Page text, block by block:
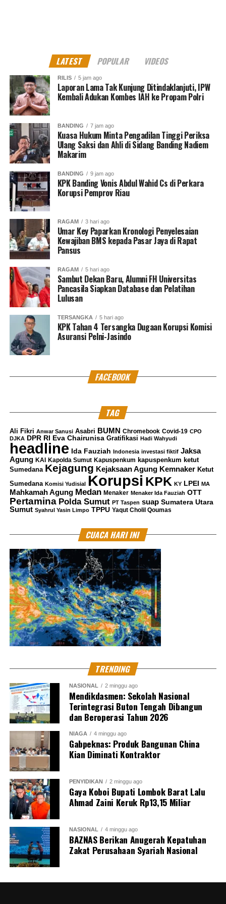
hubungan dengan aplikasi yang dimiliki terdakwa
sebelumnya, yakni Gojek.
Sementara itu, Google dipandang hanya berstatus
sebagai investor perusahaan dan tidak ditemukan
indikasi keterlibatan dalam dugaan tindak pidana
korupsi yang sedang disidangkan.
“Googletidak ditemukan memiliki niat jahat dalam
perkara ini. Fokus pembuktian kami ada pada perbuatan
dan pertanggungjawaban pidana terdakwa,” ujarnya.
Bantah Tudingan Politis
Dalam kesempatan yang sama, JPU juga menolak
tudingan bahwa proses hukum terhadap Nadiem
Makarim dilatarbelakangi kepentingan politik atau
tekanan dari pihak tertentu.
Parade menegaskan perkara tersebut merupakan
penegakan hukum tindak pidana korupsi yang berjalan
berdasarkan alat bukti dan fakta persidangan.
“Perkara ini tidak didasarkan pada kepentingan politik
apa pun. Penanganannya murni penegakan hukum,”
tegasnya.
pendukung terdakwa selama persidangan, JPU menilai
publik tidak selalu sejalan dengan fakta hukum yang
sedang diuji di persidangan.
Menurut Parade, masyarakat kemungkinan belum
memperoleh gambaran utuh mengenai seluruh fakta
yang telah terungkap selama sekitar empat bulan
proses persidangan berlangsung.
“Yang menjadi dasar putusan nantinya adalah fakta
persidangan dan alat bukti yang sah, bukan opini yang
berkembang di ruang publik,” katanya.
Sidang perkara dugaan korupsi Program Digitalisasi
Pendidikan melalui pengadaan Chromebook
Kemendikbudristek akan dilanjutkan pada 9 Juni 2026
dengan agenda pembacaan replik dari Jaksa Penuntut
Umum atas pledoi terdakwa dan penasihat hukumnya.
***MES
LATEST POPULAR VIDEOS
RILIS 5 jam ago
Laporan Lama Tak Kunjung Ditindaklanjuti, IPW
Kembali Adukan Kombes IAH ke Propam Polri
BANDING 7 jam ago
Kuasa Hukum Minta Pengadilan Tinggi Periksa
Ulang Saksi dan Ahli di Sidang Banding Nadiem
Makarim
BANDING 9 jam ago
KPK Banding Vonis Abdul Wahid Cs di Perkara
Korupsi Pemprov Riau
RAGAM 3 hari ago
Umar Key Paparkan Kronologi Penyelesaian
Kewajiban BMS kepada Pasar Jaya di Rapat
Pansus
RAGAM 5 hari ago
Sambut Dekan Baru, Alumni FH Universitas
Pancasila Siapkan Database dan Pelatihan
Lulusan
TERSANGKA 5 hari ago
KPK Tahan 4 Tersangka Dugaan Korupsi Komisi
Asuransi Pelni-Jasindo
FACEBOOK
TAG
Ali Fikri Anwar Sanusi Asabri BUMN Chromebook Covid-19 CPO
DJKA DPR RI Eva Chairunisa Gratifikasi Hadi Wahyudi
headline Ida Fauziah Indonesia investasi fiktif Jaksa
Agung KAI Kapolda Sumut Kapuspenkum kapuspenkum ketut
Sumedana Kejagung Kejaksaan Agung Kemnaker Ketut
Sumedana Komisi Yudisial Korupsi KPK KY LPEI MA
Mahkamah Agung Medan Menaker Menaker Ida Fauziah OTT
Pertamina Polda Sumut PT Taspen suap Sumatera Utara
Sumut Syahrul Yasin Limpo TPPU Yaqut Cholil Qoumas
CUACA HARI INI
TRENDING
NASIONAL 2 minggu ago
Mendikdasmen: Sekolah Nasional
Terintegrasi Buton Tengah Dibangun
dan Beroperasi Tahun 2026
NIAGA 4 minggu ago
Gabpeknas: Produk Bangunan China
Kian Diminati Kontraktor
PENYIDIKAN 2 minggu ago
Gaya Koboi Bupati Lombok Barat Lalu
Ahmad Zaini Keruk Rp13,15 Miliar
NASIONAL 4 minggu ago
BAZNAS Berikan Anugerah Kepatuhan
Zakat Perusahaan Syariah Nasional